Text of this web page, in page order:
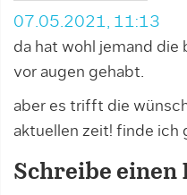
07.05.2021, 11:13
da hat wohl jemand
vor augen gehabt.
aber es trifft die
aktuellen zeit! finde ich
Schreibe einen